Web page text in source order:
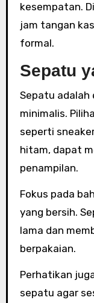
kesempatan.
jam tangan
formal.
Sepatu
Sepatu adalah
minimalis.
seperti
hitam, dapat
penampilan.
Fokus pada
yang bersih.
lama dan
berpakaian.
Perhatikan
sepatu agar